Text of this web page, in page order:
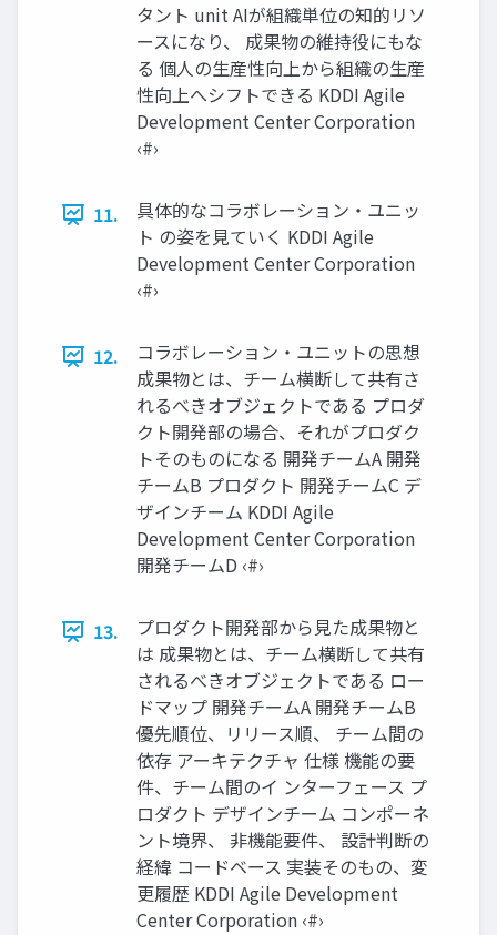
タント unit AIが組織単位の知的リソ
ースになり、 成果物の維持役にもな
る 個人の生産性向上から組織の生産
性向上へシフトできる KDDI Agile
Development Center Corporation
‹#›
11.
具体的なコラボレーション・ユニッ
ト の姿を見ていく KDDI Agile
Development Center Corporation
‹#›
12.
コラボレーション・ユニットの思想
成果物とは、チーム横断して共有さ
れるべきオブジェクトである プロダ
クト開発部の場合、それがプロダク
トそのものになる 開発チームA 開発
チームB プロダクト 開発チームC デ
ザインチーム KDDI Agile
Development Center Corporation
開発チームD ‹#›
13.
プロダクト開発部から見た成果物と
は 成果物とは、チーム横断して共有
されるべきオブジェクトである ロー
ドマップ 開発チームA 開発チームB
優先順位、リリース順、 チーム間の
依存 アーキテクチャ 仕様 機能の要
件、チーム間のイ ンターフェース プ
ロダクト デザインチーム コンポーネ
ント境界、 非機能要件、 設計判断の
経緯 コードベース 実装そのもの、変
更履歴 KDDI Agile Development
Center Corporation ‹#›